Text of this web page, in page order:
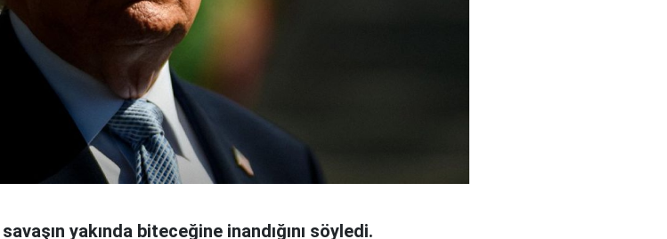
yakında biteceğine inandığını söyledi.